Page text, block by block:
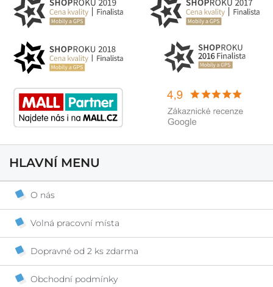
HLAVNÍ MENU
O nás
Volná pracovní místa
Dopravné od 2 ks zdarma
Obchodní podmínky